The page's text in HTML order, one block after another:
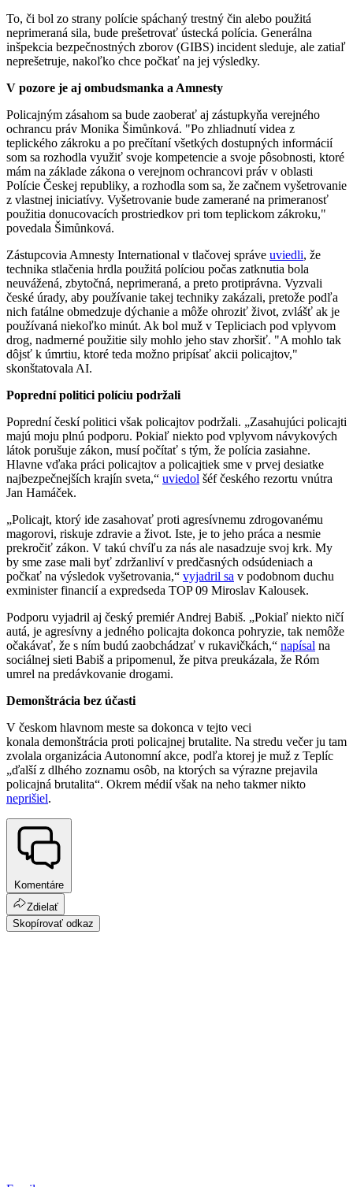
To, či bol zo strany polície spáchaný trestný čin alebo použitá
neprimeraná sila, bude prešetrovať ústecká polícia. Generálna
inšpekcia bezpečnostných zborov (GIBS) incident sleduje, ale zatiaľ
neprešetruje, nakoľko chce počkať na jej výsledky.
V pozore je aj ombudsmanka a Amnesty
Policajným zásahom sa bude zaoberať aj zástupkyňa verejného
ochrancu práv Monika Šimůnková. "Po zhliadnutí videa z
teplického zákroku a po prečítaní všetkých dostupných informácií
som sa rozhodla využiť svoje kompetencie a svoje pôsobnosti, ktoré
mám na základe zákona o verejnom ochrancovi práv v oblasti
Polície Českej republiky, a rozhodla som sa, že začnem vyšetrovanie
z vlastnej iniciatívy. Vyšetrovanie bude zamerané na primeranosť
použitia donucovacích prostriedkov pri tom teplickom zákroku,"
povedala Šimůnková.
Zástupcovia Amnesty International v tlačovej správe uviedli, že
technika stlačenia hrdla použitá políciou počas zatknutia bola
neuvážená, zbytočná, neprimeraná, a preto protiprávna. Vyzvali
české úrady, aby používanie takej techniky zakázali, pretože podľa
nich fatálne obmedzuje dýchanie a môže ohroziť život, zvlášť ak je
používaná niekoľko minút. Ak bol muž v Tepliciach pod vplyvom
drog, nadmerné použitie sily mohlo jeho stav zhoršiť. "A mohlo tak
dôjsť k úmrtiu, ktoré teda možno pripísať akcii policajtov,"
skonštatovala AI.
Poprední politici políciu podržali
Poprední českí politici však policajtov podržali. „Zasahujúci policajti
majú moju plnú podporu. Pokiaľ niekto pod vplyvom návykových
látok porušuje zákon, musí počítať s tým, že polícia zasiahne.
Hlavne vďaka práci policajtov a policajtiek sme v prvej desiatke
najbezpečnejších krajín sveta,“ uviedol šéf českého rezortu vnútra
Jan Hamáček.
„Policajt, ktorý ide zasahovať proti agresívnemu zdrogovanému
magorovi, riskuje zdravie a život. Iste, je to jeho práca a nesmie
prekročiť zákon. V takú chvíľu za nás ale nasadzuje svoj krk. My
by sme zase mali byť zdržanliví v predčasných odsúdeniach a
počkať na výsledok vyšetrovania,“ vyjadril sa v podobnom duchu
exminister financií a expredseda TOP 09 Miroslav Kalousek.
Podporu vyjadril aj český premiér Andrej Babiš. „Pokiaľ niekto ničí
autá, je agresívny a jedného policajta dokonca pohryzie, tak nemôže
očakávať, že s ním budú zaobchádzať v rukavičkách,“ napísal na
sociálnej sieti Babiš a pripomenul, že pitva preukázala, že Róm
umrel na predávkovanie drogami.
Demonštrácia bez účasti
V českom hlavnom meste sa dokonca v tejto veci
konala demonštrácia proti policajnej brutalite. Na stredu večer ju tam
zvolala organizácia Autonomní akce, podľa ktorej je muž z Teplíc
„ďalší z dlhého zoznamu osôb, na ktorých sa výrazne prejavila
policajná brutalita“. Okrem médií však na neho takmer nikto
neprišiel.
Komentáre
Zdielať
Skopírovať odkaz